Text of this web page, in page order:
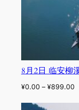
8月2日 临安柳
¥0.00 – ¥899.00